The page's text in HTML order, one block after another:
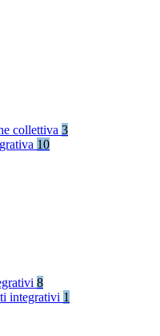
collettiva 3
10
8
integrativi 1